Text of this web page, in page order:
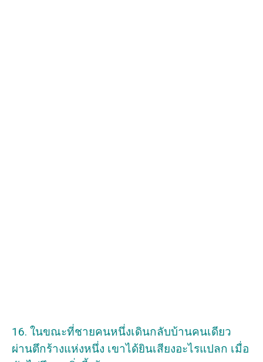
16. ในขณะที่ชายคนหนึ่งเดินกลับบ้านคนเดียว
ผ่านตึกร้างแห่งหนึ่ง เขาได้ยินเสียงอะไรแปลก เมื่อ